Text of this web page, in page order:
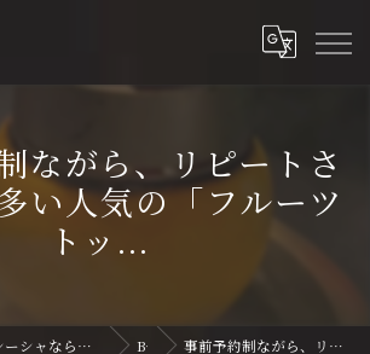
ながら、リピートさ
い人気の「フルーツ
トッ...
大阪府心斎橋のシーシャならVillange Shisha Shinsaibasi〜ヴィランジュ シーシャ 心斎橋 Blog 事前予約制ながら、リピートされる方が多い人気の「フルーツトッ...